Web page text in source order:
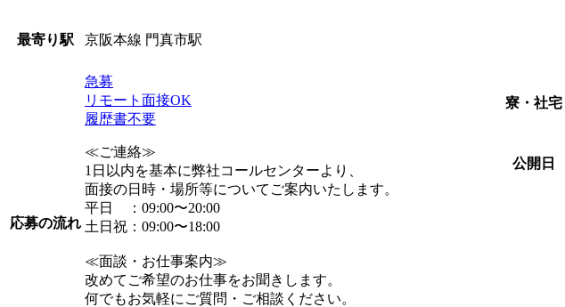
最寄り駅 京阪本線 門真市駅
応募の流れ
急募
リモート面接OK
履歴書不要
≪ご連絡≫
1日以内を基本に弊社コールセンターより、
面接の日時・場所等についてご案内いたします。
平日 ：09:00〜20:00
土日祝：09:00〜18:00
≪面談・お仕事案内≫
改めてご希望のお仕事をお聞きします。
何でもお気軽にご質問・ご相談ください。
寮・社宅
公開日